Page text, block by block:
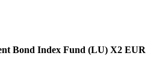
Bond Index Fund (LU) X2 EUR